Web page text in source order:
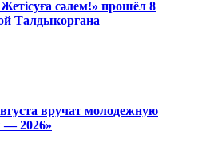
сәлем!» прошёл 8
Талдыкоргана
вручат молодежную
2026»